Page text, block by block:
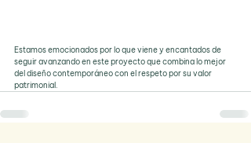
Estamos emocionados por lo que viene y encantados de
seguir avanzando en este proyecto que combina lo mejor
del diseño contemporáneo con el respeto por su valor
patrimonial.